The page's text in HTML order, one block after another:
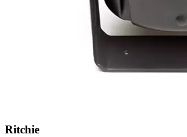
Ritchie